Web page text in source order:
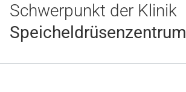
Schwerpunkt der Klinik
Speicheldrüsenzentrum